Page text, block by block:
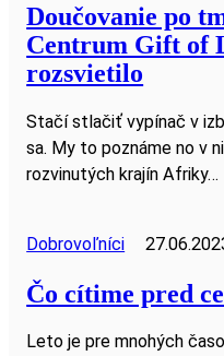
Doučovanie po
Centrum Gift of
rozsvietilo
Stačí stlačiť vypínač v
sa. My to poznáme no v
rozvinutých krajín Afriky…
Dobrovoľníci
Čo cítime pred
Leto je pre mnohých